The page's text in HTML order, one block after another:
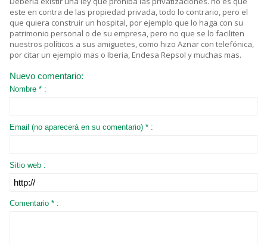
este en contra de las propiedad privada, todo lo contrario, pero el
que quiera construir un hospital, por ejemplo que lo haga con su
patrimonio personal o de su empresa, pero no que se lo faciliten
nuestros políticos a sus amiguetes, como hizo Aznar con telefónica,
por citar un ejemplo mas o Iberia, Endesa Repsol y muchas mas.
Nuevo comentario:
Nombre * :
Email (no aparecerá en su comentario) * :
Sitio web :
Comentario * :